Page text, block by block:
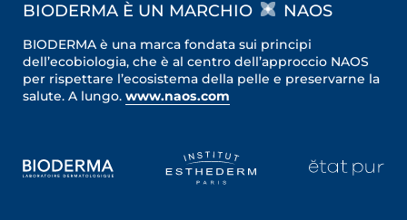
BIODERMA È UN MARCHIO NAOS
BIODERMA è una marca fondata sui principi
dell’ecobiologia, che è al centro dell’approccio NAOS
per rispettare l’ecosistema della pelle e preservarne la
salute. A lungo. www.naos.com